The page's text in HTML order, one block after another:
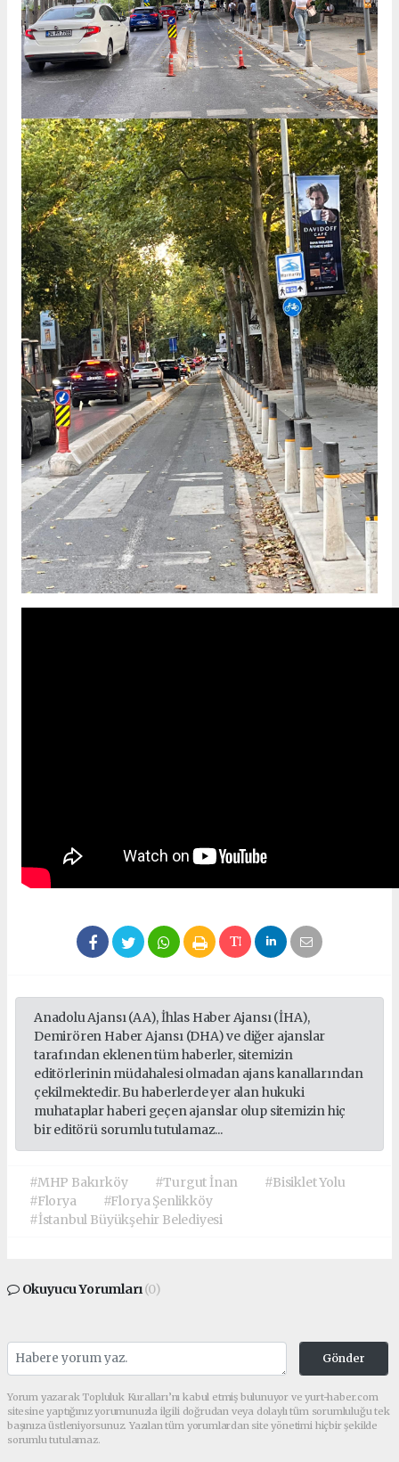
Anadolu Ajansı (AA), İhlas Haber Ajansı (İHA),
Demirören Haber Ajansı (DHA) ve diğer ajanslar
tarafından eklenen tüm haberler, sitemizin
editörlerinin müdahalesi olmadan ajans kanallarından
çekilmektedir. Bu haberlerde yer alan hukuki
muhataplar haberi geçen ajanslar olup sitemizin hiç
bir editörü sorumlu tutulamaz...
#MHP Bakırköy #Turgut İnan
#Bisiklet Yolu
#Florya
#Florya Şenlikköy
#İstanbul Büyükşehir Belediyesi
Okuyucu Yorumları(0)
Gönder
Yorum yazarak Topluluk Kuralları’nı kabul etmiş bulunuyor ve yurt-haber.com
sitesine yaptığınız yorumunuzla ilgili doğrudan veya dolaylı tüm sorumluluğu tek
başınıza üstleniyorsunuz. Yazılan tüm yorumlardan site yönetimi hiçbir şekilde
sorumlu tutulamaz.